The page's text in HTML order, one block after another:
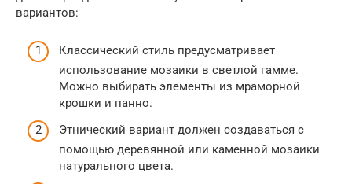
вариантов:
Классический стиль предусматривает
использование мозаики в светлой гамме.
Можно выбирать элементы из мраморной
крошки и панно.
Этнический вариант должен создаваться с
помощью деревянной или каменной мозаики
натурального цвета.